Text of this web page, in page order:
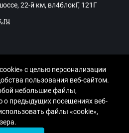
22-й км, вл4блокГ, 121Г
KERAMA MARAZZI, ООО
с целью персонализации
пользования веб-сайтом.
небольшие файлы,
предыдущих посещениях веб-
файлы «cookie»,